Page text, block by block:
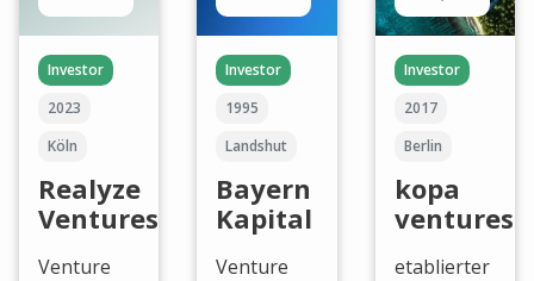
Investor
2023
Köln
Realyze
Ventures
Venture
Investor
1995
Landshut
Bayern
Kapital
Venture
Investor
2017
Berlin
kopa
ventures
etablierter